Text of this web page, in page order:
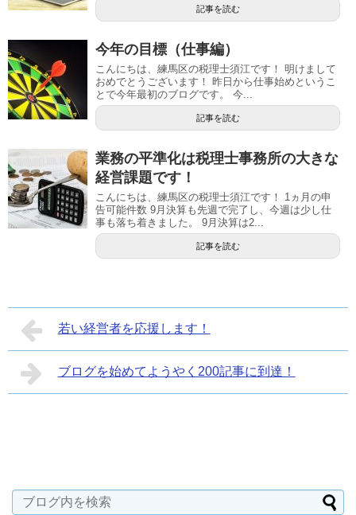
記事を読む
今年の目標（仕事編）
こんにちは、練馬区の税理士須江です！ 明けまして
おめでとうございます！ 昨日から仕事始めというこ
とで今年最初のブログです。 今...
記事を読む
業務の平準化は税理士事務所の大きな
経営課題です！
こんにちは、練馬区の税理士須江です！ 1ヵ月の申
告可能件数 9月決算も先週で完了し、今週は少し仕
事も落ち着きました。 9月決算は2...
記事を読む
若い経営者を応援します！
ブログを始めてようやく200記事に到達！